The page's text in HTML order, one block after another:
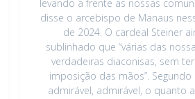
levando a frente as nossas
disse o arcebispo de Manaus
de 2024. O cardeal Steiner
sublinhado que “várias das
verdadeiras diaconisas, sem
imposição das mãos”. Segundo
admirável, admirável, o quanto